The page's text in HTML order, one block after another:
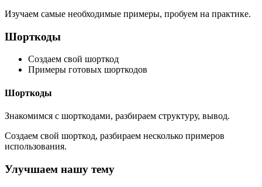
Изучаем самые необходимые примеры, пробуем на практике.
Шорткоды
Создаем свой шорткод
Примеры готовых шорткодов
Шорткоды
Знакомимся с шорткодами, разбираем структуру, вывод.
Создаем свой шорткод, разбираем несколько примеров
использования.
Улучшаем нашу тему